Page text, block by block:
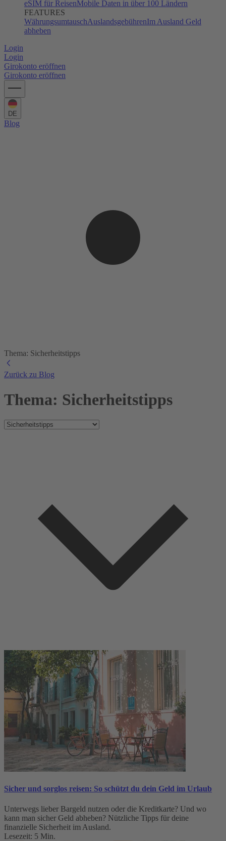
eSIM für ReisenMobile Daten in über 100 Ländern
FEATURES
WährungsumtauschAuslandsgebührenIm Ausland Geld
abheben
Login
Login
Girokonto eröffnen
Girokonto eröffnen
DE
Blog
Thema: Sicherheitstipps
Zurück zu Blog
Thema: Sicherheitstipps
Sicher und sorglos reisen: So schützt du dein Geld im Urlaub
Unterwegs lieber Bargeld nutzen oder die Kreditkarte? Und wo
kann man sicher Geld abheben? Nützliche Tipps für deine
finanzielle Sicherheit im Ausland.
Lesezeit: 5 Min.